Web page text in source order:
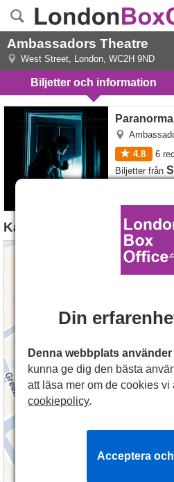
Ambassadors Theatre
West Street, London, WC2H 9ND
Biljetter och information
4.8
6
Biljetter från
Paranormal Activity
Karta till Ambassadors
Din
Denna webbplats
kunna ge dig den bästa
att läsa mer om de cookies vi
cookiepolicy.
Acceptera